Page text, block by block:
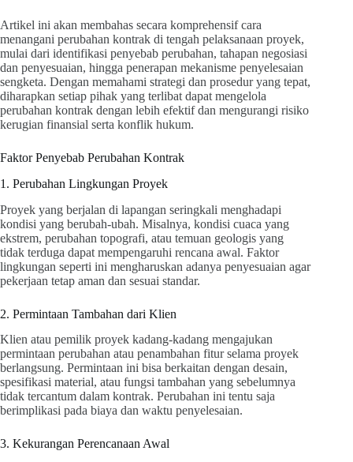
Artikel ini akan membahas secara komprehensif cara
menangani perubahan kontrak di tengah pelaksanaan proyek,
mulai dari identifikasi penyebab perubahan, tahapan negosiasi
dan penyesuaian, hingga penerapan mekanisme penyelesaian
sengketa. Dengan memahami strategi dan prosedur yang tepat,
diharapkan setiap pihak yang terlibat dapat mengelola
perubahan kontrak dengan lebih efektif dan mengurangi risiko
kerugian finansial serta konflik hukum.
Faktor Penyebab Perubahan Kontrak
1. Perubahan Lingkungan Proyek
Proyek yang berjalan di lapangan seringkali menghadapi
kondisi yang berubah-ubah. Misalnya, kondisi cuaca yang
ekstrem, perubahan topografi, atau temuan geologis yang
tidak terduga dapat mempengaruhi rencana awal. Faktor
lingkungan seperti ini mengharuskan adanya penyesuaian agar
pekerjaan tetap aman dan sesuai standar.
2. Permintaan Tambahan dari Klien
Klien atau pemilik proyek kadang-kadang mengajukan
permintaan perubahan atau penambahan fitur selama proyek
berlangsung. Permintaan ini bisa berkaitan dengan desain,
spesifikasi material, atau fungsi tambahan yang sebelumnya
tidak tercantum dalam kontrak. Perubahan ini tentu saja
berimplikasi pada biaya dan waktu penyelesaian.
3. Kekurangan Perencanaan Awal